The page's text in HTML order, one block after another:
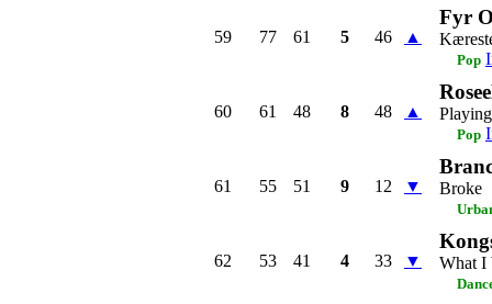
59 77 61 5 46 ▲
Fyr
Pop
60 61 48 8 48 ▲
Pop
61 55 51 9 12 ▼ Broke
62 53 41 4 33 ▼ What I